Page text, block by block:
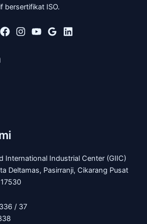
bersertifikat ISO.
International Industrial Center (GIIC)
Deltamas, Pasirranji, Cikarang Pusat
/ 37